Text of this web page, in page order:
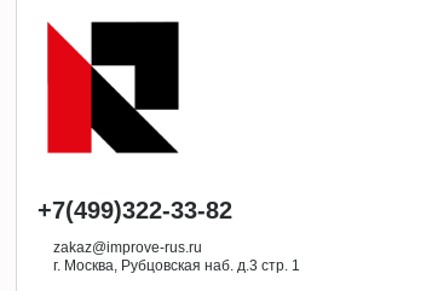
+7(499)322-33-82
zakaz@improve-rus.ru
г. Москва, Рубцовская наб. д.3 стр. 1